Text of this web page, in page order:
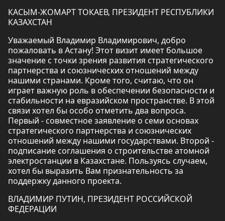
КАСЫМ-ЖОМАРТ ТОКАЕВ, ПРЕЗИДЕНТ РЕСПУБЛИКИ
КАЗАХСТАН
Уважаемый Владимир Владимирович, добро
пожаловать в Астану! Этот визит имеет большое
значение с точки зрения развития стратегического
партнерства и союзнических отношений между
нашими странами. Кроме того, считаю, что он
играет важную роль в обеспечении безопасности и
стабильности на евразийском пространстве. В этой
связи хотел бы особо отметить два вопроса.
Первый - совместное заявление о семи основах
стратегического партнерства и союзнических
отношений между нашими государствами. Второй -
подписание соглашения о строительстве атомной
электростанции в Казахстане. Пользуясь случаем,
хотел бы выразить Вам признательность за
поддержку данного проекта.
ВЛАДИМИР ПУТИН, ПРЕЗИДЕНТ РОССИЙСКОЙ
ФЕДЕРАЦИИ